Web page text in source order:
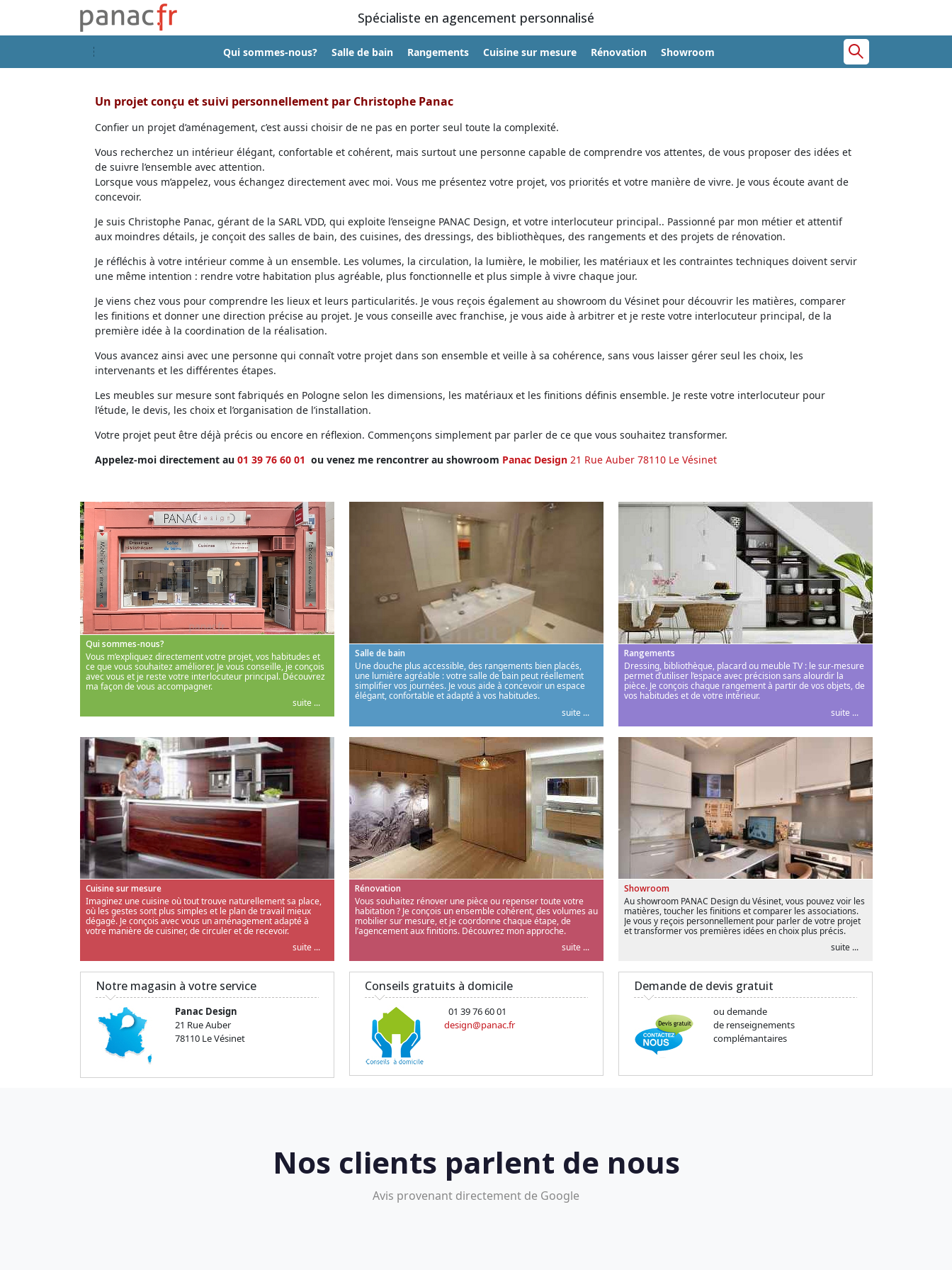
Spécialiste en agencement personnalisé
Qui sommes-nous? Salle de bain Rangements Cuisine sur mesure Rénovation Showroom
Un projet conçu et suivi personnellement par Christophe Panac
Confier un projet d’aménagement, c’est aussi choisir de ne pas en porter seul toute la complexité.
Vous recherchez un intérieur élégant, confortable et cohérent, mais surtout une personne capable de comprendre vos attentes, de vous proposer des idées et
de suivre l’ensemble avec attention.
Lorsque vous m’appelez, vous échangez directement avec moi. Vous me présentez votre projet, vos priorités et votre manière de vivre. Je vous écoute avant de
concevoir.
Je suis Christophe Panac, gérant de la SARL VDD, qui exploite l’enseigne PANAC Design, et votre interlocuteur principal.. Passionné par mon métier et attentif
aux moindres détails, je conçoit des salles de bain, des cuisines, des dressings, des bibliothèques, des rangements et des projets de rénovation.
Je réfléchis à votre intérieur comme à un ensemble. Les volumes, la circulation, la lumière, le mobilier, les matériaux et les contraintes techniques doivent servir
une même intention : rendre votre habitation plus agréable, plus fonctionnelle et plus simple à vivre chaque jour.
Je viens chez vous pour comprendre les lieux et leurs particularités. Je vous reçois également au showroom du Vésinet pour découvrir les matières, comparer
les finitions et donner une direction précise au projet. Je vous conseille avec franchise, je vous aide à arbitrer et je reste votre interlocuteur principal, de la
première idée à la coordination de la réalisation.
Vous avancez ainsi avec une personne qui connaît votre projet dans son ensemble et veille à sa cohérence, sans vous laisser gérer seul les choix, les
intervenants et les différentes étapes.
Les meubles sur mesure sont fabriqués en Pologne selon les dimensions, les matériaux et les finitions définis ensemble. Je reste votre interlocuteur pour
l’étude, le devis, les choix et l’organisation de l’installation.
Votre projet peut être déjà précis ou encore en réflexion. Commençons simplement par parler de ce que vous souhaitez transformer.
Appelez-moi directement au 01 39 76 60 01 ou venez me rencontrer au showroom Panac Design 21 Rue Auber 78110 Le Vésinet
Qui sommes-nous?
Vous m’expliquez directement votre projet, vos habitudes et
ce que vous souhaitez améliorer. Je vous conseille, je conçois
avec vous et je reste votre interlocuteur principal. Découvrez
ma façon de vous accompagner.
suite ...
Salle de bain
Une douche plus accessible, des rangements bien placés,
une lumière agréable : votre salle de bain peut réellement
simplifier vos journées. Je vous aide à concevoir un espace
élégant, confortable et adapté à vos habitudes.
suite ...
Rangements
Dressing, bibliothèque, placard ou meuble TV : le sur-mesure
permet d’utiliser l’espace avec précision sans alourdir la
pièce. Je conçois chaque rangement à partir de vos objets, de
vos habitudes et de votre intérieur.
suite ...
Cuisine sur mesure
Imaginez une cuisine où tout trouve naturellement sa place,
où les gestes sont plus simples et le plan de travail mieux
dégagé. Je conçois avec vous un aménagement adapté à
votre manière de cuisiner, de circuler et de recevoir.
suite ...
Rénovation
Vous souhaitez rénover une pièce ou repenser toute votre
habitation ? Je conçois un ensemble cohérent, des volumes au
mobilier sur mesure, et je coordonne chaque étape, de
l’agencement aux finitions. Découvrez mon approche.
suite ...
Showroom
Au showroom PANAC Design du Vésinet, vous pouvez voir les
matières, toucher les finitions et comparer les associations.
Je vous y reçois personnellement pour parler de votre projet
et transformer vos premières idées en choix plus précis.
suite ...
Notre magasin à votre service
Panac Design
21 Rue Auber
78110 Le Vésinet
Conseils gratuits à domicile
01 39 76 60 01
design@panac.fr
Demande de devis gratuit
ou demande
de renseignements
complémantaires
Nos clients parlent de nous
Avis provenant directement de Google